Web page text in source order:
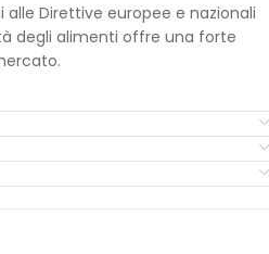
Direttive europee e nazionali
degli alimenti offre una forte